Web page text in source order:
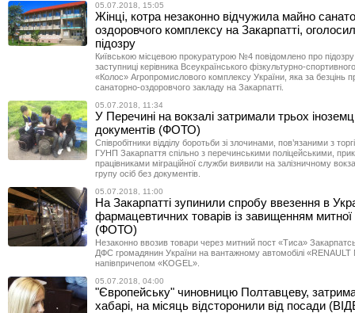
05.07.2018, 15:05
Жінці, котра незаконно відчужила майно
оздоровчого комплексу на Закарпатті,
підозру
Київською місцевою прокуратурою №4 повідомлено про
заступниці керівника Всеукраїнського фізкультурно-
«Колос» Агропромислового комплексу України, яка за безцінь
санаторно-оздоровчого закладу на Закарпатті.
05.07.2018, 11:34
У Перечині на вокзалі затримали трьох
документів (ФОТО)
Співробітники відділу боротьби зі злочинами, пов’язаними з
ГУНП Закарпаття спільно з перечинськими поліцейськими,
працівниками міграційної служби виявили на залізничному
групу осіб без документів.
05.07.2018, 11:00
На Закарпатті зупинили спробу ввезення в
фармацевтичних товарів із завищенням митної
(ФОТО)
Незаконно ввозив товари через митний пост «Тиса»
ДФС громадянин України на вантажному автомобілі «RENAULT
напівпричепом «KOGEL».
05.07.2018, 04:00
"Європейську" чиновницю Полтавцеву,
хабарі, на місяць відсторонили від посади